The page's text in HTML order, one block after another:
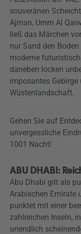
souveränen
Ajman, Umm Al
ließ das Märchen
nur Sand den
moderne
daneben locken
imposantes
Wüstenlandschaft.
Gehen Sie auf
unvergessliche
1001 Nacht!
ABU DHABI:
Abu Dhabi gilt als
Arabischen Emirate
punktet mit einer
zahlreichen Inseln,
unendlich